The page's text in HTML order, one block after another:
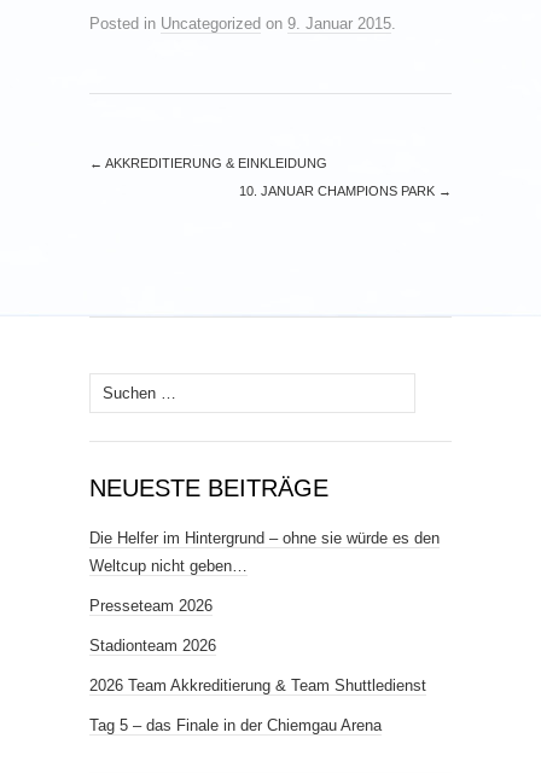
Posted in Uncategorized on 9. Januar 2015.
← AKKREDITIERUNG & EINKLEIDUNG
10. JANUAR CHAMPIONS PARK →
Suchen
nach:
NEUESTE BEITRÄGE
Die Helfer im Hintergrund – ohne sie würde es den
Weltcup nicht geben…
Presseteam 2026
Stadionteam 2026
2026 Team Akkreditierung & Team Shuttledienst
Tag 5 – das Finale in der Chiemgau Arena